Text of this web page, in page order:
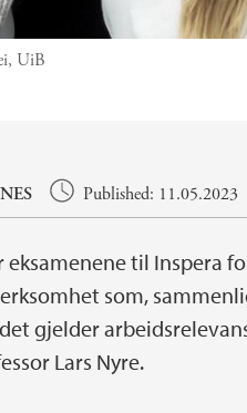
UiB
Published: 11.05.2023
til Inspera
som,
gjelder
Lars Nyre.